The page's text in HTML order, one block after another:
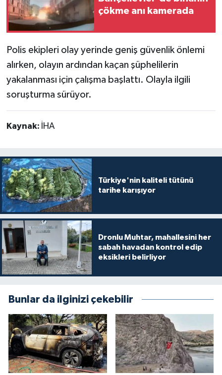
çökme anı kamerada
Polis ekipleri olay yerinde geniş güvenlik önlemi
alırken, olayın ardından kaçan şüphelilerin
yakalanması için çalışma başlattı. Olayla ilgili
soruşturma sürüyor.
Kaynak: İHA
Türkiye'nin kaliteli tütünü
tarihe karışıyor
Dronlu Muhtar, mahallesini her
sabah havadan kontrol edip
eksikleri belirliyor
Bunlar da ilginizi çekebilir